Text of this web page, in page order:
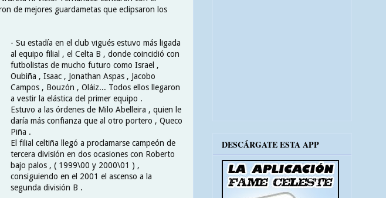
de mejores guardametas que eclipsaron los
- Su estadía en el club vigués estuvo más ligada
al equipo filial , el Celta B , donde coincidió con
futbolistas de mucho futuro como Israel ,
Oubiña , Isaac , Jonathan Aspas , Jacobo
Campos , Bouzón , Oláiz... Todos ellos llegaron
a vestir la elástica del primer equipo .
Estuvo a las órdenes de Milo Abelleira , quien le
daría más confianza que al otro portero , Queco
Piña .
El filial celtiña llegó a proclamarse campeón de
tercera división en dos ocasiones con Roberto
bajo palos , ( 1999\00 y 2000\01 ) ,
consiguiendo en el 2001 el ascenso a la
segunda división B .
DESCÁRGATE ESTA APP